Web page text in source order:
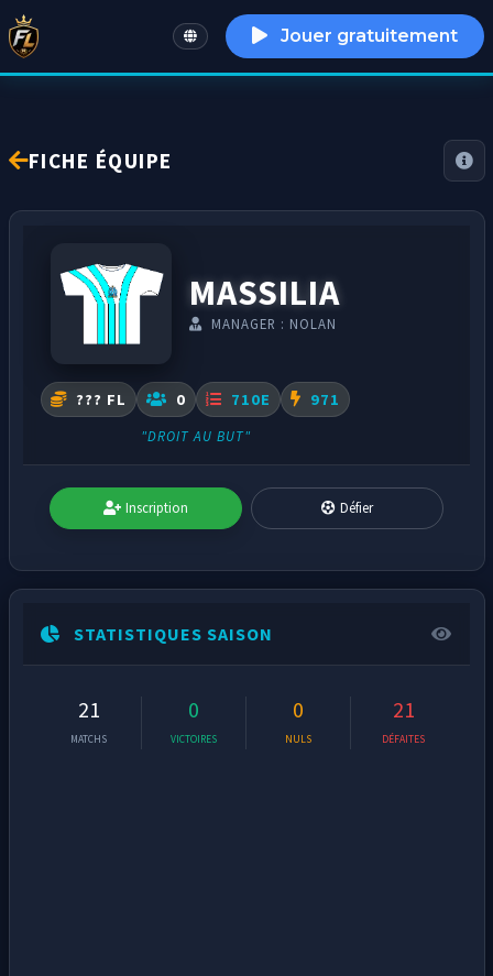
English Jouer gratuitement
FICHE ÉQUIPE
MASSILIA
MANAGER : NOLAN
??? FL 0 710E 971
"DROIT AU BUT"
Inscription Défier
STATISTIQUES SAISON
21
MATCHS
0
VICTOIRES
0
NULS
21
DÉFAITES